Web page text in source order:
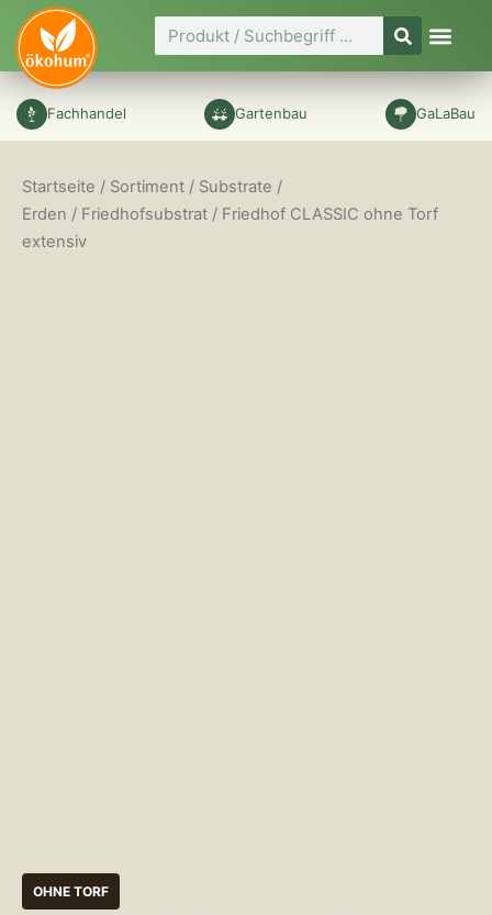
Zum
Inhalt
springen
Suche
Fachhandel Gartenbau GaLaBau
Startseite / Sortiment / Substrate /
Erden / Friedhofsubstrat / Friedhof CLASSIC ohne Torf
extensiv
OHNE TORF